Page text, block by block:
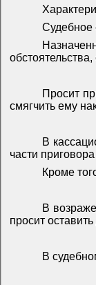
Судебное
Просит
смягчить ему
В
части
Кроме
В
просит
В